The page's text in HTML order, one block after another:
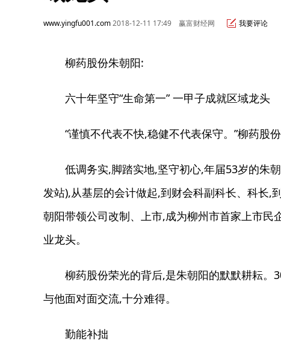
www.yingfu001.com2018-12-11 17:49 赢富财经网 我要评论
柳药股份朱朝阳:
六十年坚守“生命第一” 一甲子成就区域龙头
“谨慎不代表不快,稳健不代表保守。”柳药股份
低调务实,脚踏实地,坚守初心,年届53岁的朱朝
发站),从基层的会计做起,到财会科副科长、科长,
朝阳带领公司改制、上市,成为柳州市首家上市
业龙头。
柳药股份荣光的背后,是朱朝阳的默默耕耘。
与他面对面交流,十分难得。
勤能补拙